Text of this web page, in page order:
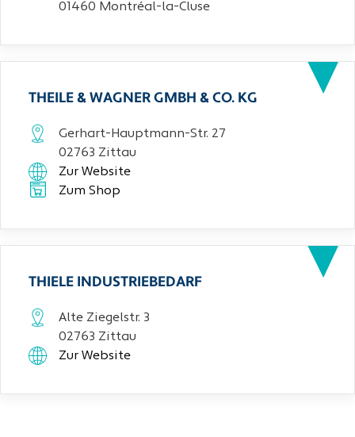
01460 Montréal-la-Cluse
THEILE & WAGNER GMBH & CO. KG
Gerhart-Hauptmann-Str. 27
02763 Zittau
Zur Website
Zum Shop
THIELE INDUSTRIEBEDARF
Alte Ziegelstr. 3
02763 Zittau
Zur Website